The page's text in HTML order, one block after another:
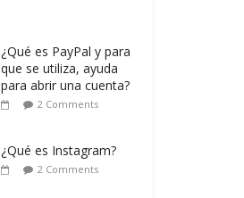
¿Qué es PayPal y para
que se utiliza, ayuda
para abrir una cuenta?
2 Comments
¿Qué es Instagram?
2 Comments